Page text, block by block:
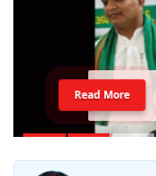
Read More